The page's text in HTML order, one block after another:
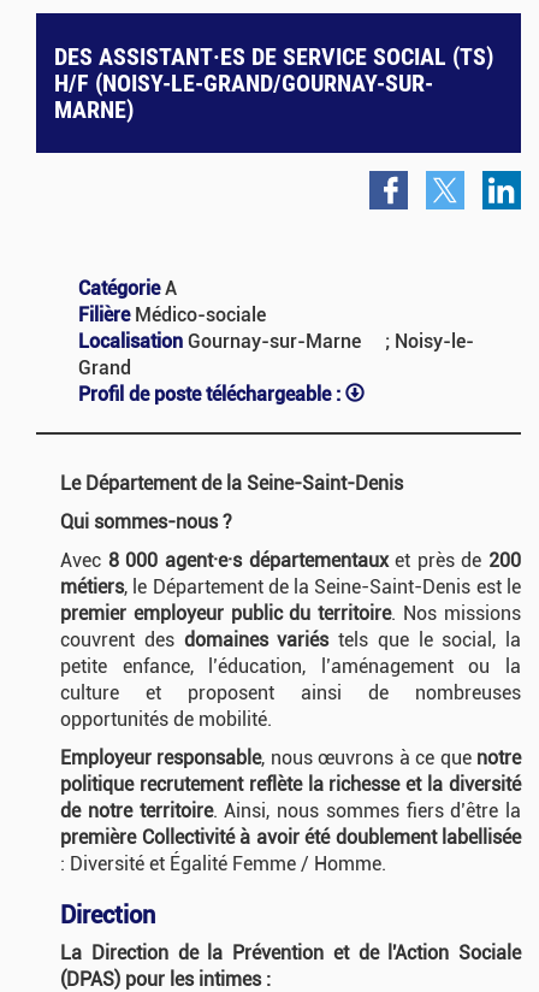
DES ASSISTANT·ES DE SERVICE SOCIAL (TS)
H/F (NOISY-LE-GRAND/GOURNAY-SUR-
MARNE)
CatégorieA
Filière Médico-sociale
Localisation Gournay-sur-Marne ; Noisy-le-
Grand
Profil de poste téléchargeable :
Le Département de la Seine-Saint-Denis
Qui sommes-nous ?
Avec 8 000 agent·e·s départementauxet près de 200
métiers, le Département de la Seine-Saint-Denis est le
premier employeur public du territoire. Nos missions
couvrent des domaines variéstels que le social, la
petite enfance, l’éducation, l’aménagement ou la
culture et proposent ainsi de nombreuses
opportunités de mobilité.
Employeur responsable, nous œuvrons à ce que notre
politique recrutement reflète la richesse et la diversité
de notre territoire. Ainsi, nous sommes fiers d’être la
première Collectivité à avoir été doublement labellisée
: Diversité et Égalité Femme / Homme.
Direction
La Direction de la Prévention et de l'Action Sociale
(DPAS) pour les intimes :